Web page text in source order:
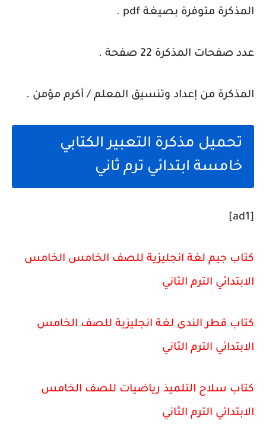
المذكرة متوفرة بصيغة pdf .
عدد صفحات المذكرة 22 صفحة .
المذكرة من إعداد وتنسيق المعلم / أكرم مؤمن .
تحميل مذكرة التعبير الكتابي
خامسة ابتدائي ترم ثاني
[ad1]
كتاب جيم لغة انجليزية للصف الخامس الخامس
الابتدائي الترم الثاني
كتاب قطر الندى لغة انجليزية للصف الخامس
الابتدائي الترم الثاني
كتاب سلاح التلميذ رياضيات للصف الخامس
الابتدائي الترم الثاني